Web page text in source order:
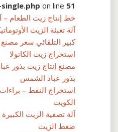
on line 51
خط إنتاج زيت الطعام –
آلة تعبئة الزيت
كبير التلقائي سعر
استخراج زيت الكانولا
مصنع إنتاج زيت بذور
بذور عباد الشمس
الكويت
آلة تصفية الزيت
ضغط الزيت